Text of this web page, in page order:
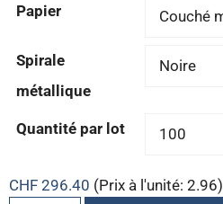
Papier
Spirale
métallique
Quantité par lot
CHF 296.40 (Prix à l'unité: 2.96)